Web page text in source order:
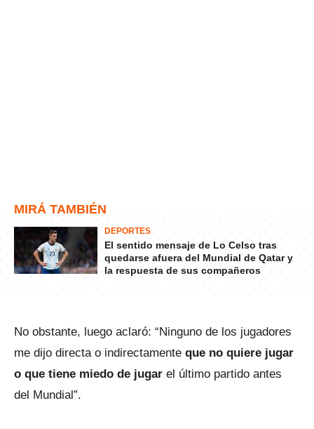
MIRÁ TAMBIÉN
DEPORTES
El sentido mensaje de Lo Celso tras
quedarse afuera del Mundial de Qatar y
la respuesta de sus compañeros
No obstante, luego aclaró: “Ninguno de los jugadores
me dijo directa o indirectamente que no quiere jugar
o que tiene miedo de jugar el último partido antes
del Mundial”.